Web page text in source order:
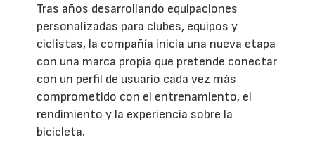
Tras años desarrollando equipaciones
personalizadas para clubes, equipos y
ciclistas, la compañía inicia una nueva etapa
con una marca propia que pretende conectar
con un perfil de usuario cada vez más
comprometido con el entrenamiento, el
rendimiento y la experiencia sobre la
bicicleta.